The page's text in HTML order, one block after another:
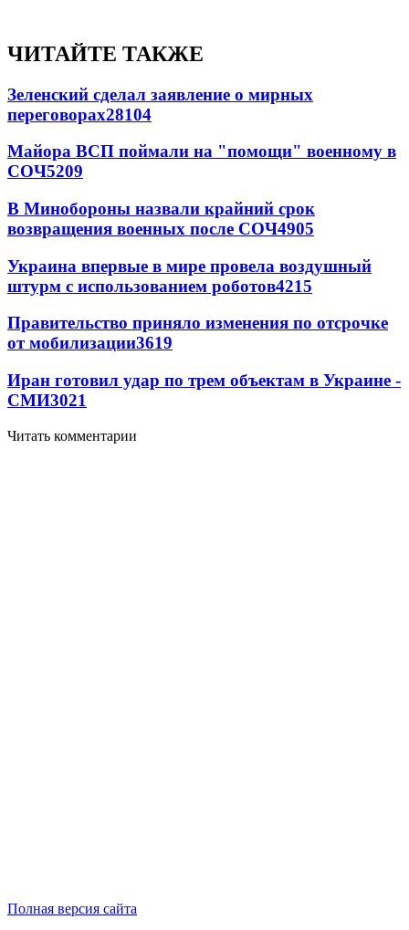
ЧИТАЙТЕ ТАКЖЕ
Зеленский сделал заявление о мирных
переговорах28104
Майора ВСП поймали на "помощи" военному в
СОЧ5209
В Минобороны назвали крайний срок
возвращения военных после СОЧ4905
Украина впервые в мире провела воздушный
штурм с использованием роботов4215
Правительство приняло изменения по отсрочке
от мобилизации3619
Иран готовил удар по трем объектам в Украине -
СМИ3021
Читать комментарии
Полная версия сайта